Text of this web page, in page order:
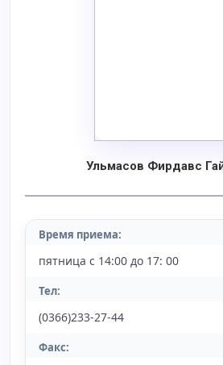
Ульмасов Фирдавс
Время приема:
пятница с 14:00 до 17: 00
Тел:
(0366)233-27-44
Факс: